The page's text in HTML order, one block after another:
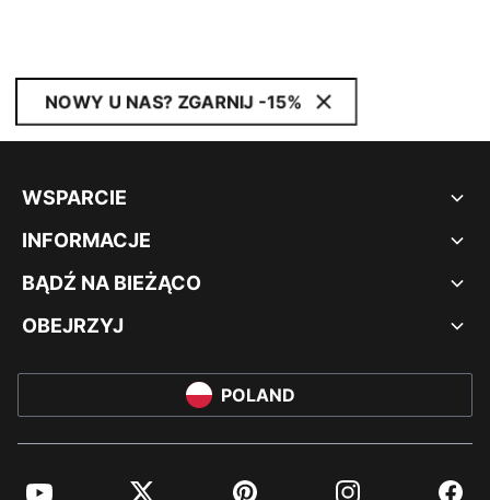
NOWY U NAS? ZGARNIJ -15%
WSPARCIE
INFORMACJE
BĄDŹ NA BIEŻĄCO
OBEJRZYJ
POLAND